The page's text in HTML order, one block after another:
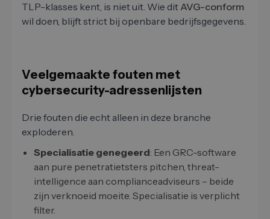
TLP-klasses kent, is niet uit. Wie dit AVG-conform
wil doen, blijft strict bij openbare bedrijfsgegevens.
Veelgemaakte fouten met
cybersecurity-adressenlijsten
Drie fouten die echt alleen in deze branche
exploderen.
Specialisatie genegeerd: Een GRC-software
aan pure penetratietsters pitchen, threat-
intelligence aan complianceadviseurs – beide
zijn verknoeid moeite. Specialisatie is verplicht
filter.